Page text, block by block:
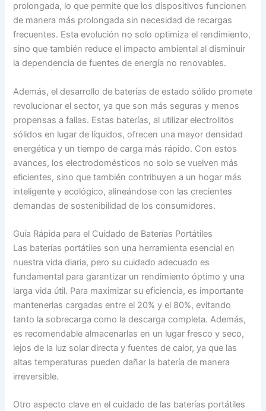
prolongada, lo que permite que los dispositivos funcionen
de manera más prolongada sin necesidad de recargas
frecuentes. Esta evolución no solo optimiza el rendimiento,
sino que también reduce el impacto ambiental al disminuir
la dependencia de fuentes de energía no renovables.
Además, el desarrollo de baterías de estado sólido promete
revolucionar el sector, ya que son más seguras y menos
propensas a fallas. Estas baterías, al utilizar electrolitos
sólidos en lugar de líquidos, ofrecen una mayor densidad
energética y un tiempo de carga más rápido. Con estos
avances, los electrodomésticos no solo se vuelven más
eficientes, sino que también contribuyen a un hogar más
inteligente y ecológico, alineándose con las crecientes
demandas de sostenibilidad de los consumidores.
Guía Rápida para el Cuidado de Baterías Portátiles
Las baterías portátiles son una herramienta esencial en
nuestra vida diaria, pero su cuidado adecuado es
fundamental para garantizar un rendimiento óptimo y una
larga vida útil. Para maximizar su eficiencia, es importante
mantenerlas cargadas entre el 20% y el 80%, evitando
tanto la sobrecarga como la descarga completa. Además,
es recomendable almacenarlas en un lugar fresco y seco,
lejos de la luz solar directa y fuentes de calor, ya que las
altas temperaturas pueden dañar la batería de manera
irreversible.
Otro aspecto clave en el cuidado de las baterías portátiles